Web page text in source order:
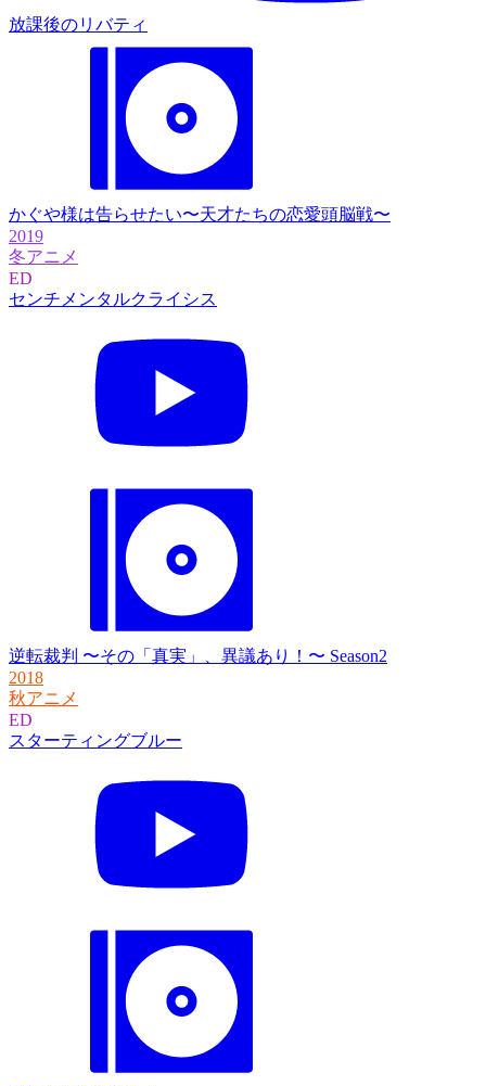
放課後のリバティ
かぐや様は告らせたい〜天才たちの恋愛頭脳戦〜
2019
冬アニメ
ED
センチメンタルクライシス
逆転裁判 〜その「真実」、異議あり！〜 Season2
2018
秋アニメ
ED
スターティングブルー